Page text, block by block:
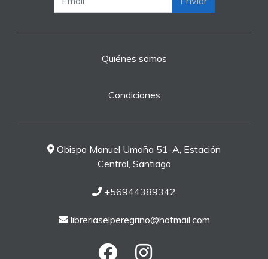
Quiénes somos
Condiciones
Obispo Manuel Umaña 51-A, Estación
Central, Santiago
+56944389342
libreriaselperegrino@hotmail.com